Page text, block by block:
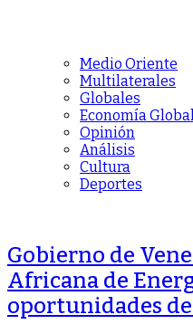
Medio Oriente
Multilaterales
Globales
Economía
Opinión
Análisis
Cultura
Deportes
Gobierno de
Africana de
oportunidades